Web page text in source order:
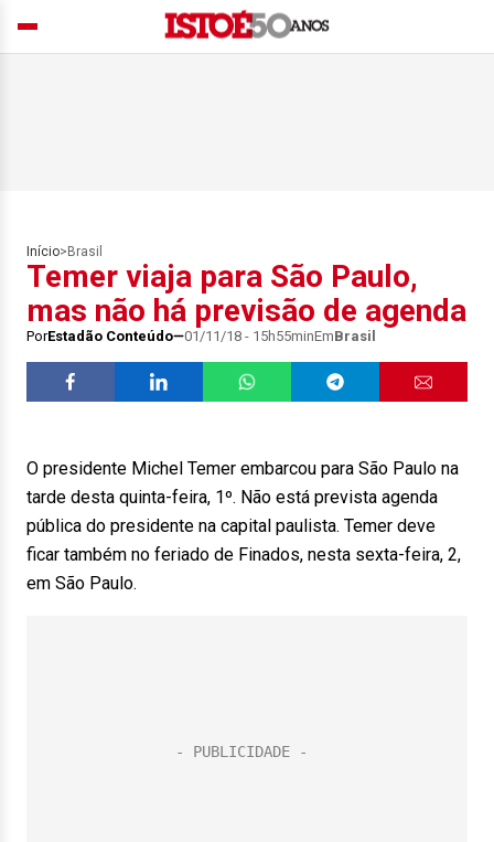
Início> Brasil
Temer viaja para São Paulo,
mas não há previsão de agenda
PorEstadão Conteúdo 01/11/18 - 15h55minEmBrasil
O presidente Michel Temer embarcou para São Paulo na
tarde desta quinta-feira, 1º. Não está prevista agenda
pública do presidente na capital paulista. Temer deve
ficar também no feriado de Finados, nesta sexta-feira, 2,
em São Paulo.